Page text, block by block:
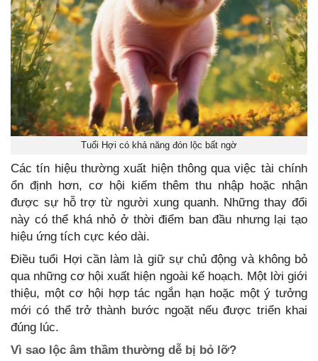
Tuổi Hợi có khả năng đón lộc bất ngờ
Các tín hiệu thường xuất hiện thông qua việc tài chính
ổn định hơn, cơ hội kiếm thêm thu nhập hoặc nhận
được sự hỗ trợ từ người xung quanh. Những thay đổi
này có thể khá nhỏ ở thời điểm ban đầu nhưng lại tạo
hiệu ứng tích cực kéo dài.
Điều tuổi Hợi cần làm là giữ sự chủ động và không bỏ
qua những cơ hội xuất hiện ngoài kế hoạch. Một lời giới
thiệu, một cơ hội hợp tác ngắn hạn hoặc một ý tưởng
mới có thể trở thành bước ngoặt nếu được triển khai
đúng lúc.
Vì sao lộc âm thầm thường dễ bị bỏ lỡ?